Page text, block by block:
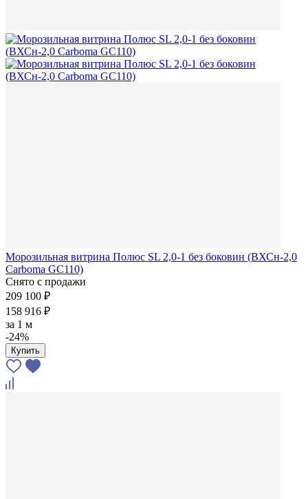
Морозильная витрина Полюс SL 2,0-1 без боковин (ВХСн-2,0
Carboma GC110)
Снято с продажи
209 100 ₽
158 916 ₽
за 1 м
-24%
Купить